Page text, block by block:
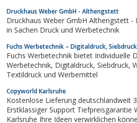
Druckhaus Weber GmbH - Althengstett
Druckhaus Weber GmbH Althengstett
in Sachen Druck und Werbetechnik
Fuchs Werbetechnik – Digitaldruck,
Fuchs Werbetechnik bietet Individuelle
Werbetechnik, Digitaldruck, Siebdruck, Weiterverarbeitung,
Textildruck und Werbemittel
Copyworld Karlsruhe
Kostenlose Lieferung deutschlandweit
Erstklassiger Support Tiefpreisgarantie
Karlsruhe Ihre Ideen verwirklichen können